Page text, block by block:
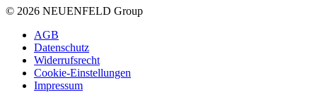
© 2026 NEUENFELD Group
AGB
Datenschutz
Widerrufsrecht
Cookie-Einstellungen
Impressum